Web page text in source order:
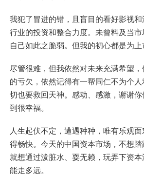
我犯了冒进的错，且盲目的看好影视
行业的投资和整合力度。未曾料及当
自己如此之脆弱。但我的初心都是为上
尽管很难，但我依然对未来充满希望
的亏欠，依然记得有一帮同仁不为个
切也要救回天神。感动、感激，谢谢
到很幸福。
人生起伏不定，遭遇种种，唯有乐观
得畅快。今天的中国资本市场，不想踏
就想通过泼脏水、耍无赖，玩弄下资
能走多远。